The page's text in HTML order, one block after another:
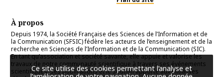
À propos
Depuis 1974, la Société Française des Sciences de l’Information et de
la Communication (SFSIC) fédère les acteurs de l’enseignement et de la
recherche en Sciences de l’Information et de la Communication (SIC).
En tant qu’association et société savante, elle appuie et valorise les
travaux de notre communauté scientifique à travers ses événements
scientifiques, ses publications et le soutien apporté aux initiatives
Ce site utilise des cookies permettant l’analyse et